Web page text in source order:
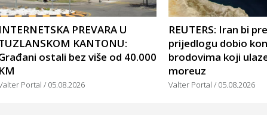
INTERNETSKA PREVARA U
KANTONU:
ostali bez više od 40.000
KM
Portal 05.08.2026
REUTERS: Iran bi
prijedlogu dobio
brodovima koji
moreuz
Valter Portal 05.08.2026